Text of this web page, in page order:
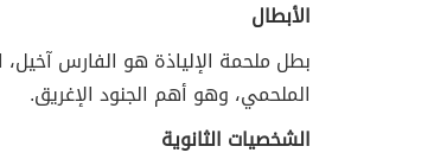
الأبطال
بطل ملحمة الإلياذة هو الفارس
الملحمي، وهو أهم الجنود الإغريق.
الشخصيات الثانوية